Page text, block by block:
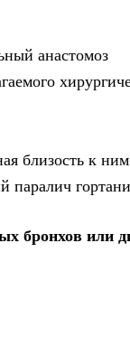
анастомоз
близость к ним
паралич гортани
бронхов или